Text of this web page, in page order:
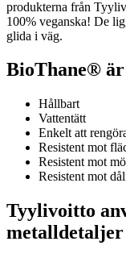
produkterna från
100% veganska! De
glida i väg.
BioThane®
Hållbart
Vattentätt
Enkelt att
Resistent mot
Resistent mot
Resistent mot
Tyylivoitto
metalldetaljer